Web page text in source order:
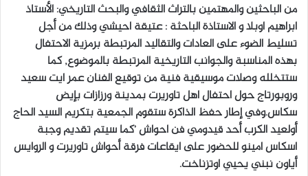
و
ن
ي
ا
من الباحثين والمهتمين بالتراث الثقافي والبحث التاريخي: الأستاذ
ابراهيم اوبلا و الاستاذة الباحثة : عتيقة احيشي وذلك من أجل
تسليط الضوء على العادات والتقاليد المرتبطة برمزية الاحتفال
بهذه المناسبة والجوانب التاريخية المرتبطة بالموضوع, كما
ستتخلله وصلات موسيقية فنية من توقيع الفنان عمر ايت سعيد
وروبورتاج حول احتفال اهل تاوريرت بمدينة ورزازات بإيض
سكاس.وفي إطار حفظ الذاكرة ستقوم الجمعية بتكريم السيد الحاج
أولعيد الكرب أحد قيدومي فن احواش ’كما سيتم تقديم وجبة
اسكاس امينو للحضور على ايقاعات فرقة أحواش تاوريرت و الروايس
أياون نبني يحيي اوتزناخت.